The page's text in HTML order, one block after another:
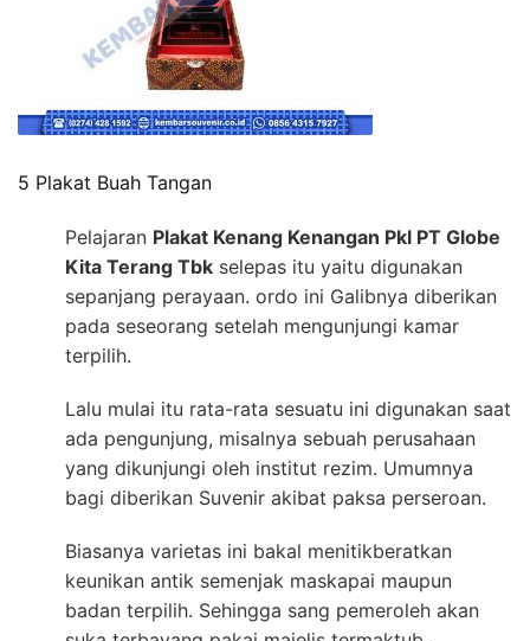
5 Plakat Buah Tangan
Pelajaran Plakat Kenang Kenangan Pkl PT Globe
Kita Terang Tbk selepas itu yaitu digunakan
sepanjang perayaan. ordo ini Galibnya diberikan
pada seseorang setelah mengunjungi kamar
terpilih.
Lalu mulai itu rata-rata sesuatu ini digunakan saat
ada pengunjung, misalnya sebuah perusahaan
yang dikunjungi oleh institut rezim. Umumnya
bagi diberikan Suvenir akibat paksa perseroan.
Biasanya varietas ini bakal menitikberatkan
keunikan antik semenjak maskapai maupun
badan terpilih. Sehingga sang pemeroleh akan